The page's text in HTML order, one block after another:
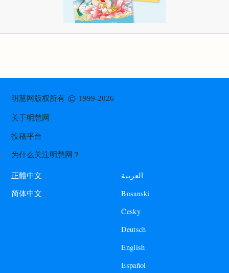
明慧网版权所有© 1999-2026
关于明慧网
投稿平台
为什么关注明慧网？
正體中文
简体中文
العربية
Bosanski
Česky
Deutsch
English
Español